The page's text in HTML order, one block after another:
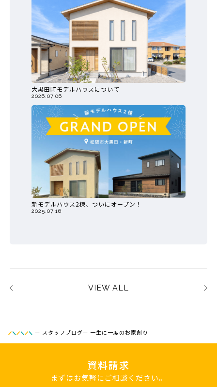
大黒田町モデルハウスについて
2026.07.06
新モデルハウス2棟、ついにオープン！
2025.07.16
VIEW ALL
— スタッフブログ— 一生に一度のお家創り
資料請求
まずはお気軽にご相談ください。